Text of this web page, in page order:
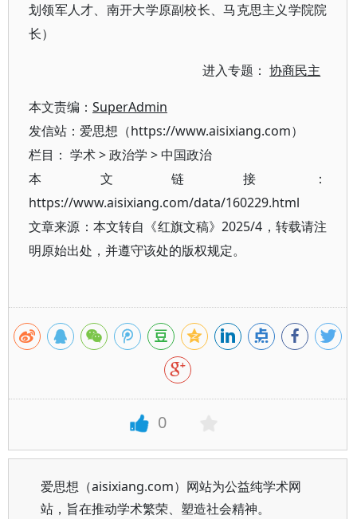
划领军人才、南开大学原副校长、马克思主义学院院
长）
进入专题：协商民主
本文责编： SuperAdmin
发信站：爱思想（https://www.aisixiang.com）
栏目： 学术>政治学 >中国政治
本文链接：
https://www.aisixiang.com/data/160229.html
文章来源：本文转自《红旗文稿》2025/4，转载请注
明原始出处，并遵守该处的版权规定。
0
爱思想（aisixiang.com）网站为公益纯学术网
站，旨在推动学术繁荣、塑造社会精神。